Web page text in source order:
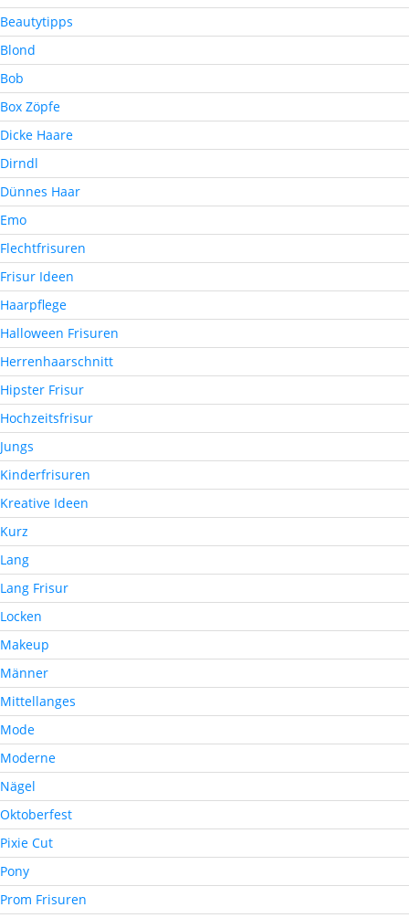
Beautytipps
Blond
Bob
Box Zöpfe
Dicke Haare
Dirndl
Dünnes Haar
Emo
Flechtfrisuren
Frisur Ideen
Haarpflege
Halloween Frisuren
Herrenhaarschnitt
Hipster Frisur
Hochzeitsfrisur
Jungs
Kinderfrisuren
Kreative Ideen
Kurz
Lang
Lang Frisur
Locken
Makeup
Männer
Mittellanges
Mode
Moderne
Nägel
Oktoberfest
Pixie Cut
Pony
Prom Frisuren